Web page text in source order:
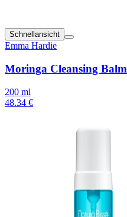
Schnellansicht
Emma Hardie
Moringa Cleansing Balm
200 ml
48.34 €